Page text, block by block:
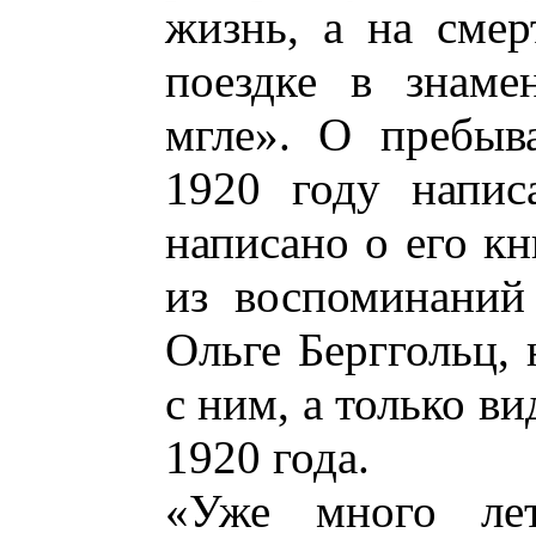
жизнь, а на
поездке в
мгле». О
1920 году
написано о его
из
Ольге Берггольц,
с ним, а только
1920 года.
«Уже много